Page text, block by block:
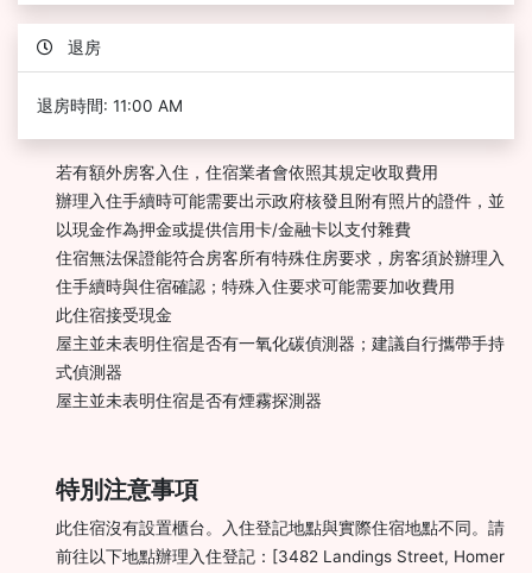
退房
退房時間: 11:00 AM
若有額外房客入住，住宿業者會依照其規定收取費用
辦理入住手續時可能需要出示政府核發且附有照片的證件，並
以現金作為押金或提供信用卡/金融卡以支付雜費
住宿無法保證能符合房客所有特殊住房要求，房客須於辦理入
住手續時與住宿確認；特殊入住要求可能需要加收費用
此住宿接受現金
屋主並未表明住宿是否有一氧化碳偵測器；建議自行攜帶手持
式偵測器
屋主並未表明住宿是否有煙霧探測器
特別注意事項
此住宿沒有設置櫃台。入住登記地點與實際住宿地點不同。請
前往以下地點辦理入住登記：[3482 Landings Street, Homer